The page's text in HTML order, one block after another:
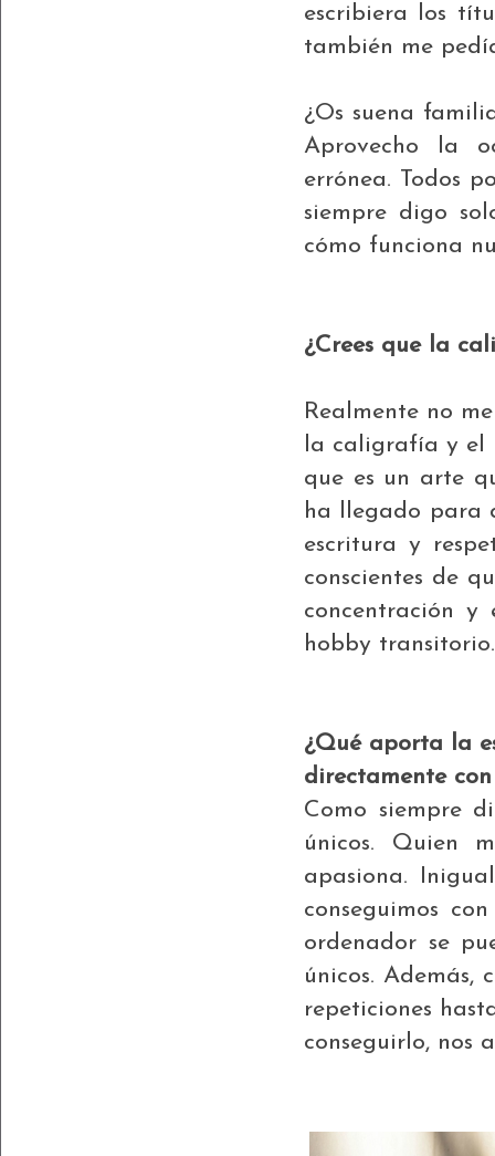
escribiera los
también me
¿Os suena
Aprovecho la
errónea. Todos
siempre digo
cómo funciona
¿Crees que la
Realmente no
la caligrafía y el
que es un arte
ha llegado para
escritura y
conscientes de
concentración y
hobby
¿Qué aporta la
directamente
Como siempre
únicos. Quien
apasiona.
conseguimos
ordenador se
únicos.
repeticiones
conseguirlo, nos